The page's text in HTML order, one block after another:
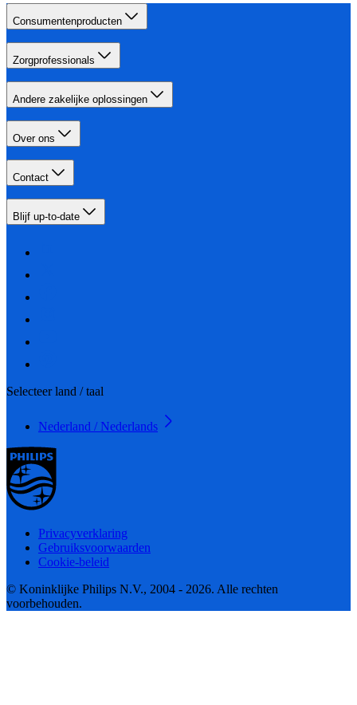
Consumentenproducten
Zorgprofessionals
Andere zakelijke oplossingen
Over ons
Contact
Blijf up-to-date
Selecteer land / taal
Nederland / Nederlands
Privacyverklaring
Gebruiksvoorwaarden
Cookie-beleid
© Koninklijke Philips N.V., 2004 - 2026. Alle rechten
voorbehouden.